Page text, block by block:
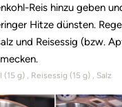
Reis hinzu geben
Hitze dünsten.
und Reisessig (bzw.
(15 g) Reisessig (15 g) Salz